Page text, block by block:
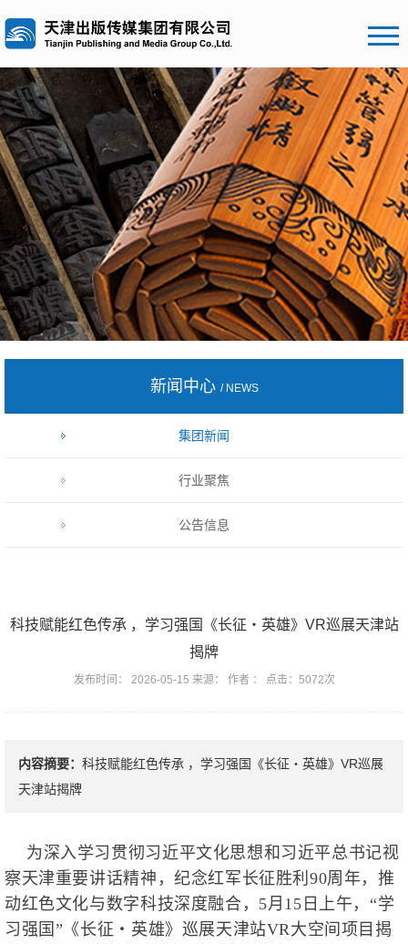
新闻中心 / NEWS
集团新闻
行业聚焦
公告信息
科技赋能红色传承 ，学习强国《长征・英雄》VR巡展天津站
揭牌
发布时间： 2026-05-15 来源： 作者 ： 点击：5072次
内容摘要： 科技赋能红色传承 ，学习强国《长征・英雄》VR巡展
天津站揭牌
为深入学习贯彻习近平文化思想和习近平总书记视
察天津重要讲话精神，纪念红军长征胜利90周年，推
动红色文化与数字科技深度融合，5月15日上午，“学
习强国”《长征・英雄》巡展天津站VR大空间项目揭